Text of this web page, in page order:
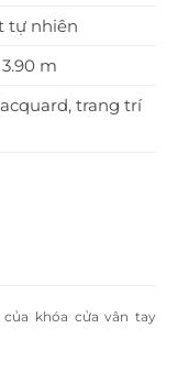
tự nhiên
m
trang trí
khóa cửa vân tay